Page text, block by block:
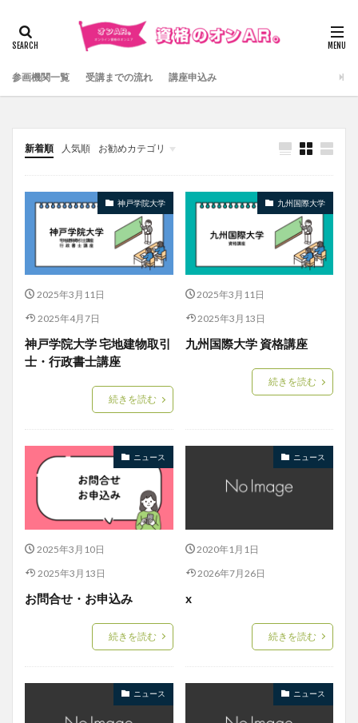
参画機関一覧 受講までの流れ 講座申込み
新着順 人気順 お勧めカテゴリ
Uncategorized
神戸学院大学
2025年3月11日
2025年4月7日
神戸学院大学 宅地建物取引
士・行政書士講座
続きを読む
九州国際大学
2025年3月11日
2025年3月13日
九州国際大学 資格講座
続きを読む
ニュース
2025年3月10日
2025年3月13日
お問合せ・お申込み
続きを読む
ニュース
2020年1月1日
2026年7月26日
x
続きを読む
ニュース ニュース
検索